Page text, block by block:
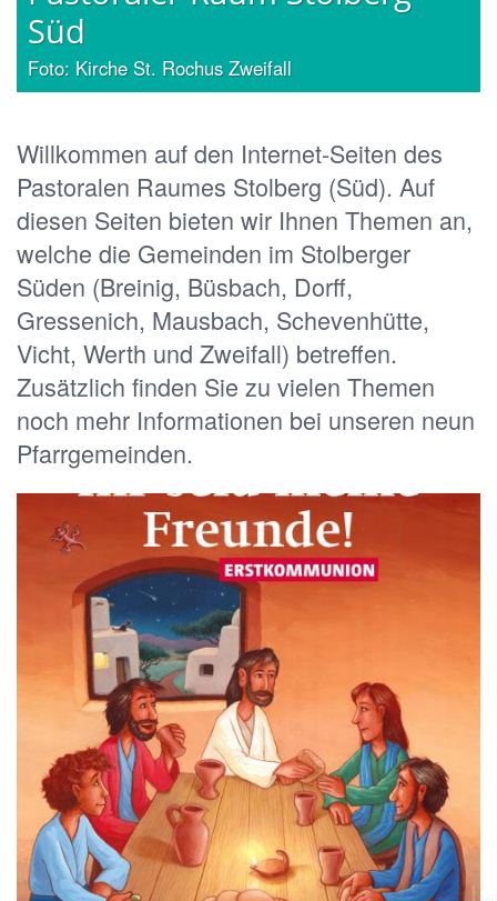
St. Rochus Zweifall
Willkommen auf den Internet-Seiten des
Pastoralen Raumes Stolberg (Süd). Auf
diesen Seiten bieten wir Ihnen Themen an,
welche die Gemeinden im Stolberger
Süden (Breinig, Büsbach, Dorff,
Gressenich, Mausbach, Schevenhütte,
Vicht, Werth und Zweifall) betreffen.
Zusätzlich finden Sie zu vielen Themen
noch mehr Informationen bei unseren neun
Pfarrgemeinden.